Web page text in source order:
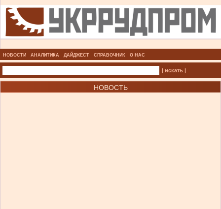
НОВОСТИ АНАЛИТИКА ДАЙДЖЕСТ СПРАВОЧНИК О НАС
| искать |
НОВОСТЬ